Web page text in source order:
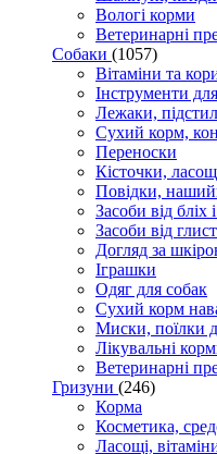
Вологі корми
Ветеринарні
Собаки (1057)
Вітаміни та
Інструменти
Лежаки,
Сухий корм,
Переноски
Кісточки,
Повідки,
Засоби від бліх
Засоби від
Догляд за
Іграшки
Одяг для собак
Сухий корм
Миски, поїлки
Лікувальні
Ветеринарні
Гризуни (246)
Корма
Косметика,
Ласощі,